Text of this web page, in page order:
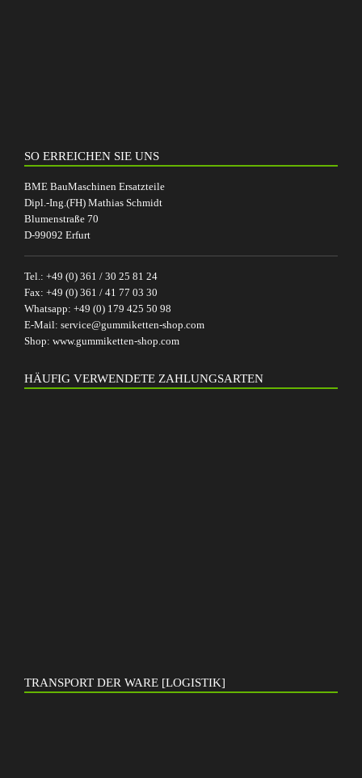
SO ERREICHEN SIE UNS
BME BauMaschinen Ersatzteile
Dipl.-Ing.(FH) Mathias Schmidt
Blumenstraße 70
D-99092 Erfurt
Tel.: +49 (0) 361 / 30 25 81 24
Fax: +49 (0) 361 / 41 77 03 30
Whatsapp: +49 (0) 179 425 50 98
E-Mail: service@gummiketten-shop.com
Shop: www.gummiketten-shop.com
HÄUFIG VERWENDETE ZAHLUNGSARTEN
TRANSPORT DER WARE [LOGISTIK]